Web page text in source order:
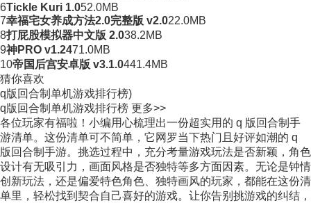
6Tickle Kuri 1.052.0MB
7幸福宅女养成方法2.0完整版 v2.022.0MB
8打屁股模拟器中文版 2.038.2MB
9神PRO v1.2471.0MB
10帝国后宫安卓版 v3.1.0441.4MB
猜你喜欢
q版回合制单机游戏排行榜)
q版回合制单机游戏排行榜 更多>>
各位玩家有福啦！小编用心梳理出一份超实用的 q 版回合制手
游清单。这份清单可不简单，它网罗当下热门且好评如潮的 q
版回合制手游。挑选过程中，充分考量游戏玩法是否新颖，角色
设计有无吸引力，画面风格是否独特等多方面因素。无论是钟情
创新玩法，还是偏爱特色角色、独特画风的玩家，都能在这份清
单里，轻松找到契合自己喜好的游戏。让你告别挑游戏的纠结，